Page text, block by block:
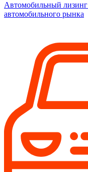
Автомобильный лизинг
автомобильного рынка